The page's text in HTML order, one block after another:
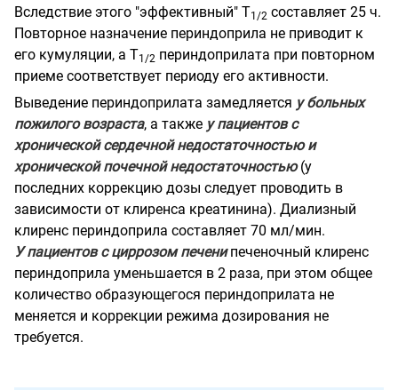
Вследствие этого "эффективный" Т1/2 составляет 25 ч.
Повторное назначение периндоприла не приводит к
его кумуляции, а Т1/2 периндоприлата при повторном
приеме соответствует периоду его активности.
Выведение периндоприлата замедляется у больных
пожилого возраста, а также у пациентов с
хронической сердечной недостаточностью и
хронической почечной недостаточностью(у
последних коррекцию дозы следует проводить в
зависимости от клиренса креатинина). Диализный
клиренс периндоприла составляет 70 мл/мин.
У пациентов с циррозом печенипеченочный клиренс
периндоприла уменьшается в 2 раза, при этом общее
количество образующегося периндоприлата не
меняется и коррекции режима дозирования не
требуется.